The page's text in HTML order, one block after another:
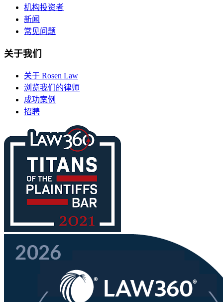
机构投资者
新闻
常见问题
关于我们
关于 Rosen Law
浏览我们的律师
成功案例
招聘